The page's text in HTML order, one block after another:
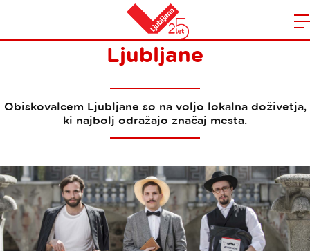
Domov
Tematski vodeni ogledi
Ljubljane
Obiskovalcem Ljubljane so na voljo lokalna doživetja,
ki najbolj odražajo značaj mesta.